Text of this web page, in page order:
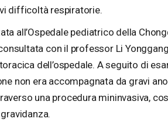
difficoltà respiratorie.
all’Ospedale pediatrico della
con il professor Li
dell’ospedale. A seguito di
non era accompagnata da gravi
una procedura mininvasiva,